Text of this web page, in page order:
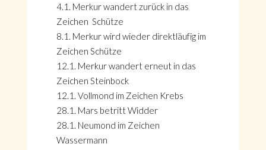
4.1. Merkur wandert zurück in das
Zeichen Schütze
8.1. Merkur wird wieder direktläufig im
Zeichen Schütze
12.1. Merkur wandert erneut in das
Zeichen Steinbock
12.1. Vollmond im Zeichen Krebs
28.1. Mars betritt Widder
28.1. Neumond im Zeichen
Wassermann